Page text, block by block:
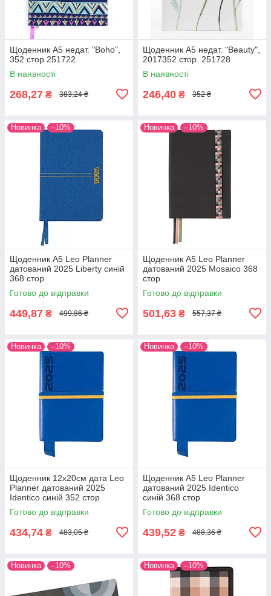
Щоденник А5 недат. "Boho",
352 стор 251722
В наявності
268,27 ₴ 383,24 ₴
Щоденник А5 недат. "Beauty",
2017352 стор. 251728
В наявності
246,40 ₴ 352 ₴
Новинка –10%
Щоденник А5 Leo Planner
датований 2025 Liberty синій
368 стор
Готово до відправки
449,87 ₴ 499,86 ₴
Новинка –10%
Щоденник А5 Leo Planner
датований 2025 Mosaico 368
стор
Готово до відправки
501,63 ₴ 557,37 ₴
Новинка –10%
Щоденник 12х20cм дата Leo
Planner датований 2025
Identico синій 352 стор
Готово до відправки
434,74 ₴ 483,05 ₴
Новинка –10%
Щоденник А5 Leo Planner
датований 2025 Identico
синій 368 стор
Готово до відправки
439,52 ₴ 488,36 ₴
Новинка –10% Новинка –10%